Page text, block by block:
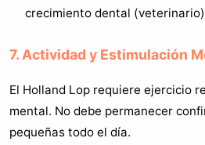
crecimiento dental
7. Actividad y Estimulación
El Holland Lop requiere ejercicio
mental. No debe permanecer
pequeñas todo el día.